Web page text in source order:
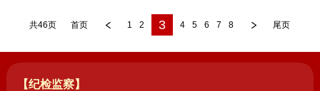
共46页 首页 1 2 3 4 5 6 7 8 尾页
【纪检监察】